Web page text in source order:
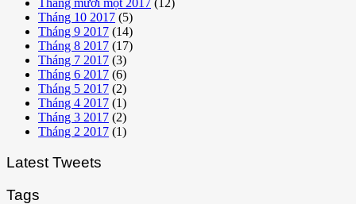
Tháng mười một 2017 (12)
Tháng 10 2017 (5)
Tháng 9 2017 (14)
Tháng 8 2017 (17)
Tháng 7 2017 (3)
Tháng 6 2017 (6)
Tháng 5 2017 (2)
Tháng 4 2017 (1)
Tháng 3 2017 (2)
Tháng 2 2017 (1)
Latest Tweets
Tags